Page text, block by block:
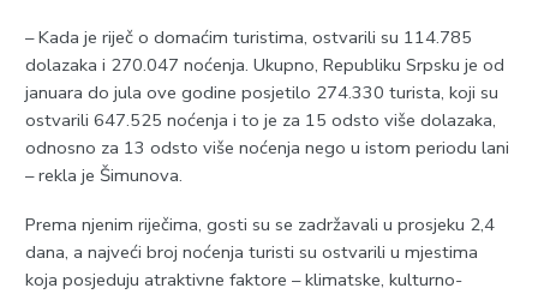
– Kada je riječ o domaćim turistima, ostvarili su 114.785
dolazaka i 270.047 noćenja. Ukupno, Republiku Srpsku je od
januara do jula ove godine posjetilo 274.330 turista, koji su
ostvarili 647.525 noćenja i to je za 15 odsto više dolazaka,
odnosno za 13 odsto više noćenja nego u istom periodu lani
– rekla je Šimunova.
Prema njenim riječima, gosti su se zadržavali u prosjeku 2,4
dana, a najveći broj noćenja turisti su ostvarili u mjestima
koja posjeduju atraktivne faktore – klimatske, kulturno-